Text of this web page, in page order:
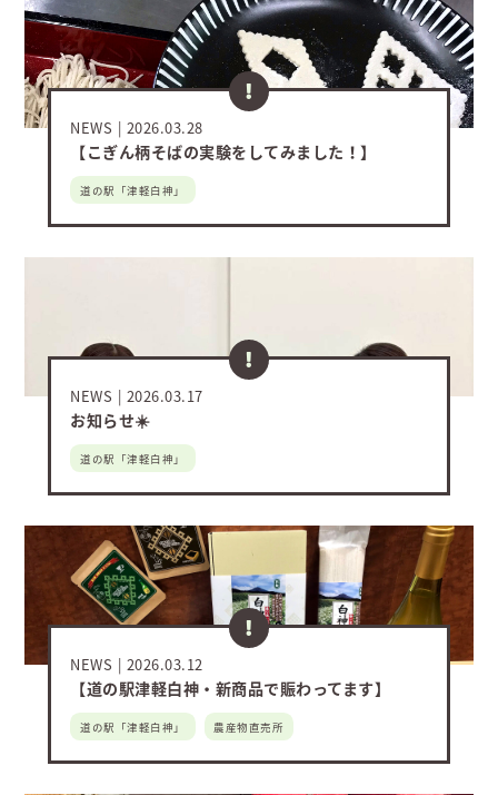
NEWS 2026.03.28
【こぎん柄そばの実験をしてみました！】
道の駅「津軽白神」
NEWS 2026.03.17
お知らせ☀️
道の駅「津軽白神」
NEWS 2026.03.12
【道の駅津軽白神・新商品で賑わってます】
道の駅「津軽白神」 農産物直売所